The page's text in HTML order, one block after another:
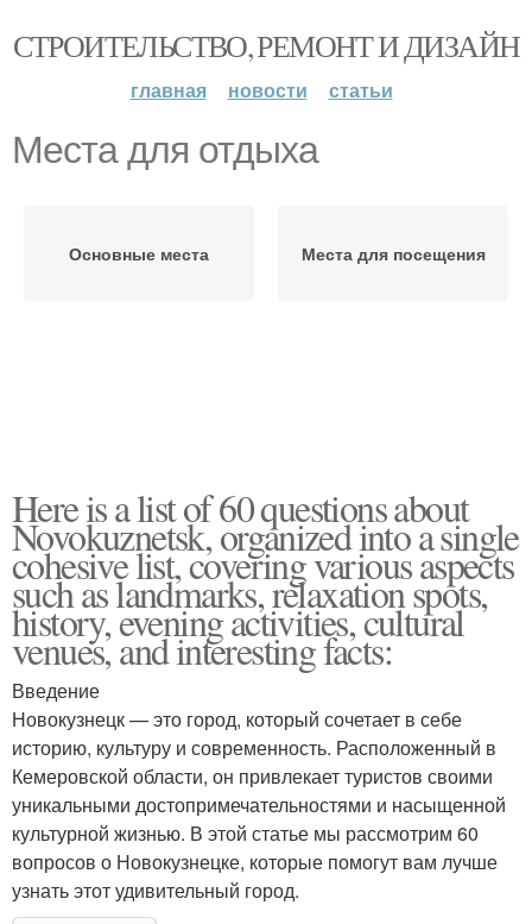
СТРОИТЕЛЬСТВО, РЕМОНТ И ДИЗАЙН
главная новости статьи
Места для отдыха
Основные места Места для посещения
Here is a list of 60 questions about
Novokuznetsk, organized into a single
cohesive list, covering various aspects
such as landmarks, relaxation spots,
history, evening activities, cultural
venues, and interesting facts:
Введение
Новокузнецк — это город, который сочетает в себе
историю, культуру и современность. Расположенный в
Кемеровской области, он привлекает туристов своими
уникальными достопримечательностями и насыщенной
культурной жизнью. В этой статье мы рассмотрим 60
вопросов о Новокузнецке, которые помогут вам лучше
узнать этот удивительный город.